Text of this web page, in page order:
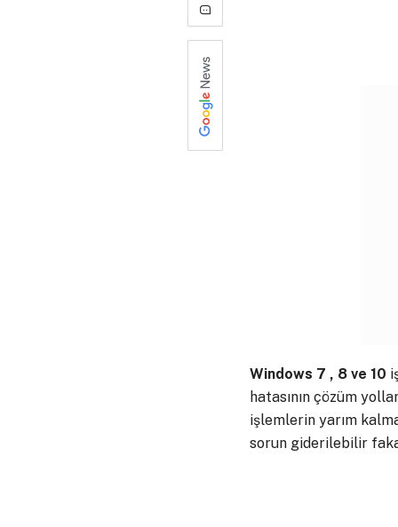
10
Windows 7 , 8 ve 10
hatasının çözüm
işlemlerin yarım
sorun giderilebilir